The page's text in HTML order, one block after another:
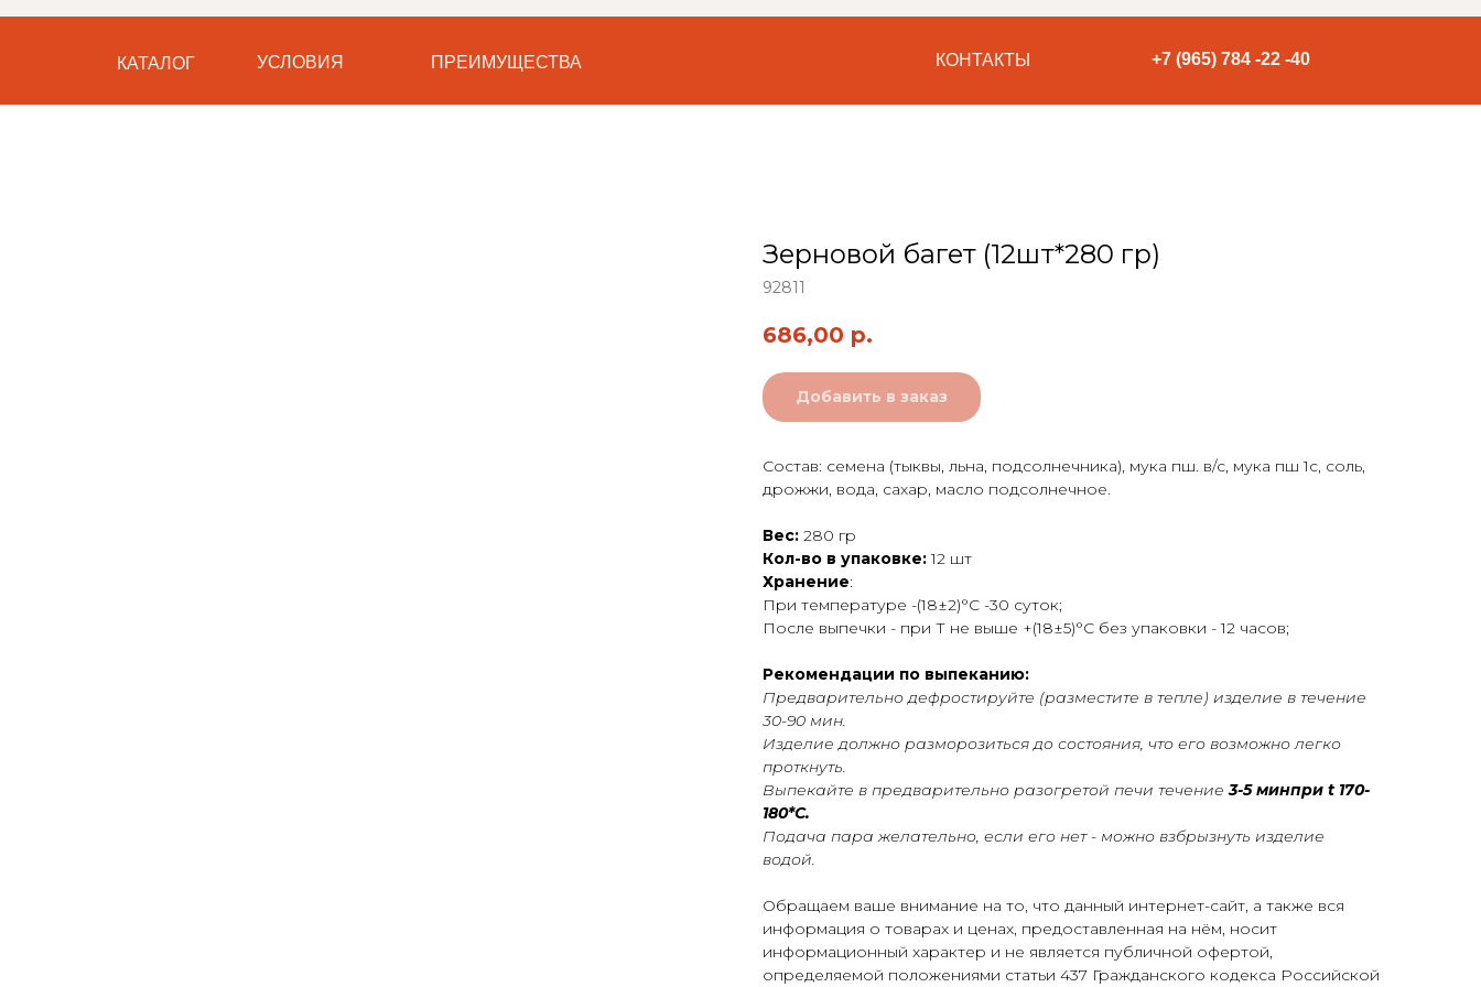
КАТАЛОГ КОНТАКТЫ
УСЛОВИЯ ПРЕИМУЩЕСТВА +7 (965) 784 -22 -40
Зерновой багет (12шт*280 гр)
92811
686,00 р.
Добавить в заказ
Состав: семена (тыквы, льна, подсолнечника), мука пш. в/с, мука пш 1с, соль,
дрожжи, вода, сахар, масло подсолнечное.
Вес: 280 гр
Кол-во в упаковке:12 шт
Хранение:
При температуре -(18±2)°С -30 суток;
После выпечки - при Т не выше +(18±5)°С без упаковки - 12 часов;
Рекомендации по выпеканию:
Предварительно дефростируйте (разместите в тепле) изделие в течение
30-90 мин.
Изделие должно разморозиться до состояния, что его возможно легко
проткнуть.
Выпекайте в предварительно разогретой печи течение3-5 минпри t 170-
180*С.
Подача пара желательно, если его нет - можно взбрызнуть изделие
водой.
Обращаем ваше внимание на то, что данный интернет-сайт, а также вся
информация о товарах и ценах, предоставленная на нём, носит
информационный характер и не является публичной офертой,
определяемой положениями статьи 437 Гражданского кодекса Российской